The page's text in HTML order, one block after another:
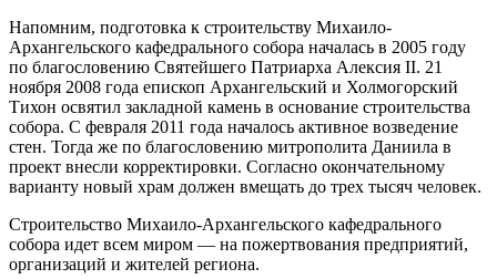
Напомним, подготовка к строительству Михаило-
Архангельского кафедрального собора началась в 2005 году
по благословению Святейшего Патриарха Алексия II. 21
ноября 2008 года епископ Архангельский и Холмогорский
Тихон освятил закладной камень в основание строительства
собора. С февраля 2011 года началось активное возведение
стен. Тогда же по благословению митрополита Даниила в
проект внесли корректировки. Согласно окончательному
варианту новый храм должен вмещать до трех тысяч человек.
Строительство Михаило-Архангельского кафедрального
собора идет всем миром — на пожертвования предприятий,
организаций и жителей региона.